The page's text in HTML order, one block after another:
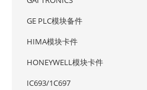
GE PLC模块备件
HIMA模块卡件
HONEYWELL模块卡件
IC693/1C697